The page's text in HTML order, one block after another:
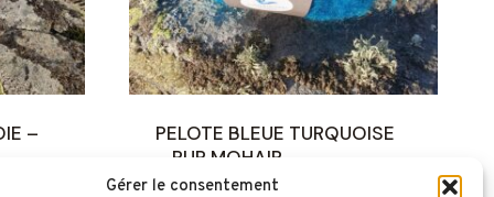
Gérer le consentement
–
PELOTE BLEUE TURQUOISE
– PUR MOHAIR
13,00€